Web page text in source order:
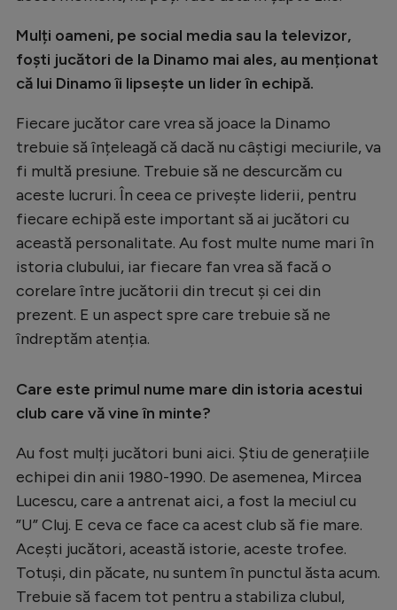
Mulți oameni, pe social media sau la televizor,
foști jucători de la Dinamo mai ales, au menționat
că lui Dinamo îi lipsește un lider în echipă.
Fiecare jucător care vrea să joace la Dinamo
trebuie să înțeleagă că dacă nu câștigi meciurile, va
fi multă presiune. Trebuie să ne descurcăm cu
aceste lucruri. În ceea ce privește liderii, pentru
fiecare echipă este important să ai jucători cu
această personalitate. Au fost multe nume mari în
istoria clubului, iar fiecare fan vrea să facă o
corelare între jucătorii din trecut și cei din
prezent. E un aspect spre care trebuie să ne
îndreptăm atenția.
Care este primul nume mare din istoria acestui
club care vă vine în minte?
Au fost mulți jucători buni aici. Știu de generațiile
echipei din anii 1980-1990. De asemenea, Mircea
Lucescu, care a antrenat aici, a fost la meciul cu
”U” Cluj. E ceva ce face ca acest club să fie mare.
Acești jucători, această istorie, aceste trofee.
Totuși, din păcate, nu suntem în punctul ăsta acum.
Trebuie să facem tot pentru a stabiliza clubul,